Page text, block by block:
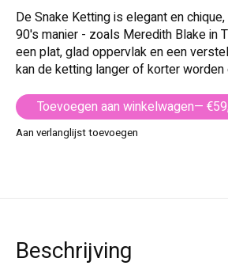
De Snake Ketting is elegant en
90's manier - zoals Meredith Blake in
een plat, glad oppervlak en een
kan de ketting langer of korter worden
Toevoegen aan winkelwagen
—
Aan verlanglijst toevoegen
Beschrijving